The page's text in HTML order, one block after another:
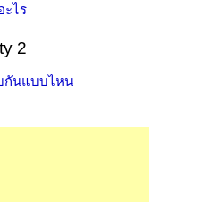
ะไร
2
กันแบบไหน